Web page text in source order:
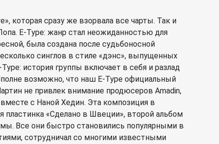
которая сразу же взорвала все чарты. Так и
E-Type: жанр стал неожиданностью для
была создана после судьбоносной
синглов в стиле «дэнс», выпущенных
история группы включает в себя и разлад
возможно, что наш E-Type официальный
не привлек внимание продюсеров Amadin,
с Наной Хедин. Эта композиция в
пластинка «Сделано в Швеции», второй альбом
Все они быстро становились популярными в
сотрудничал со многими известными